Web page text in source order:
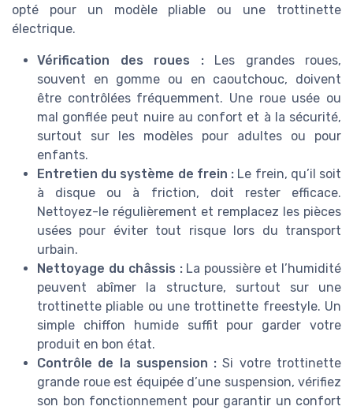
opté pour un modèle pliable ou une trottinette
électrique.
Vérification des roues :Les grandes roues,
souvent en gomme ou en caoutchouc, doivent
être contrôlées fréquemment. Une roue usée ou
mal gonflée peut nuire au confort et à la sécurité,
surtout sur les modèles pour adultes ou pour
enfants.
Entretien du système de frein : Le frein, qu’il soit
à disque ou à friction, doit rester efficace.
Nettoyez-le régulièrement et remplacez les pièces
usées pour éviter tout risque lors du transport
urbain.
Nettoyage du châssis :La poussière et l’humidité
peuvent abîmer la structure, surtout sur une
trottinette pliable ou une trottinette freestyle. Un
simple chiffon humide suffit pour garder votre
produit en bon état.
Contrôle de la suspension : Si votre trottinette
grande roue est équipée d’une suspension, vérifiez
son bon fonctionnement pour garantir un confort